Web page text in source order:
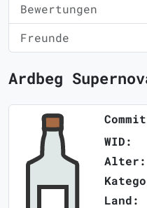
Bewertungen
Freunde
Ardbeg
WID:
Alter:
Land: